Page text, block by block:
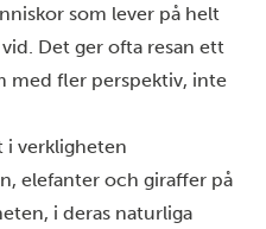
som lever på helt
Det ger ofta resan ett
med fler perspektiv, inte
i verkligheten
elefanter och giraffer på
i deras naturliga